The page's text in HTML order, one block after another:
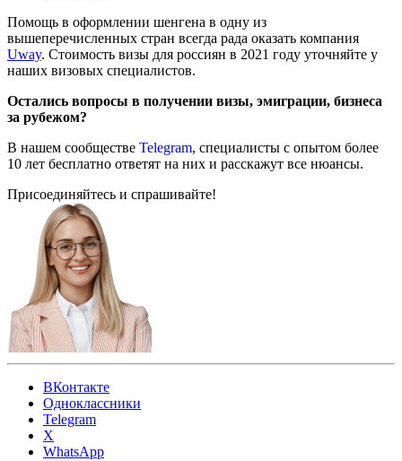
Помощь в оформлении шенгена в одну из
вышеперечисленных стран всегда рада оказать компания
Uway. Стоимость визы для россиян в 2021 году уточняйте у
наших визовых специалистов.
Остались вопросы в получении визы, эмиграции, бизнеса
за рубежом?
В нашем сообществе Telegram, специалисты с опытом более
10 лет бесплатно ответят на них и расскажут все нюансы.
Присоединяйтесь и спрашивайте!
ВКонтакте
Одноклассники
Telegram
X
WhatsApp